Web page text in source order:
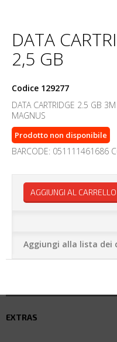
DATA
2,5 GB
Codice 129277
DATA CARTRIDGE 2.5 GB
MAGNUS
Prodotto non disponibile
BARCODE: 051111461686
AGGIUNGI AL CARRELLO
Aggiungi alla lista dei
EXTRAS